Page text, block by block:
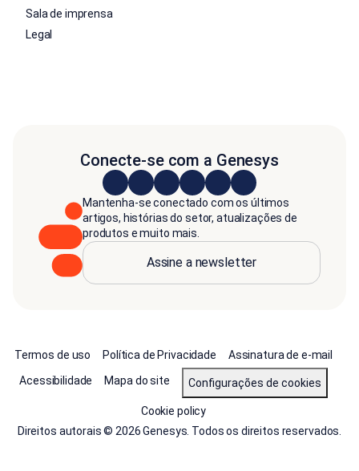
Sala de imprensa
Legal
Conecte-se com a Genesys
Mantenha-se conectado com os últimos
artigos, histórias do setor, atualizações de
produtos e muito mais.
Assine a newsletter
Termos de uso Política de Privacidade
Assinatura de e-mail
Acessibilidade
Mapa do site Configurações de cookies
Cookie policy
Direitos autorais © 2026 Genesys. Todos os direitos reservados.